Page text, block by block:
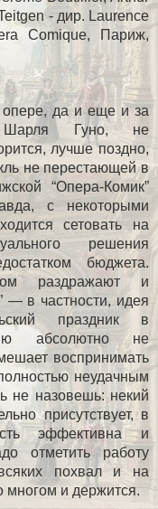
- дир. Laurence
Comique, Париж,
опере, да и еще и за
Шарля Гуно, не
лучше поздно,
не перестающей в
“Опера-Комик”
с некоторыми
сетовать на
решения
бюджета.
раздражают и
— в частности, идея
праздник в
абсолютно не
воспринимать
неудачным
не назовешь: некий
присутствует, в
эффективна и
отметить работу
похвал и на
многом и держится.